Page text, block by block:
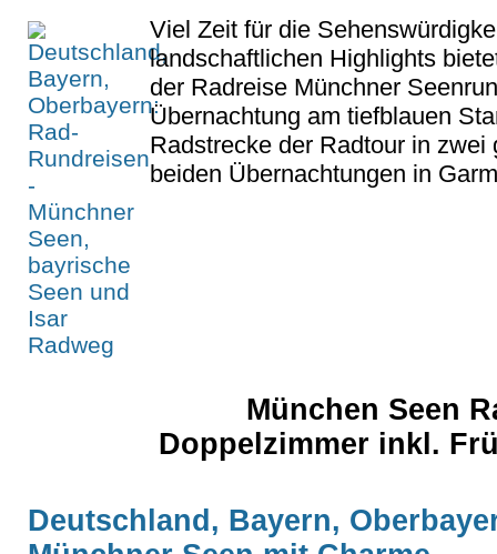
Viel Zeit für die
landschaftlichen Highlights
der Radreise Münchner
Übernachtung am tiefblauen
Radstrecke der Radtour in
beiden Übernachtungen in
München Seen
Doppelzimmer inkl.
Deutschland, Bayern,